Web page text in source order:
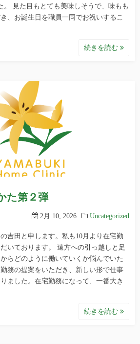
。 見た目もとても美味しそうで、味もも
、お誕生日を職員一同でお祝いするこ
続きを読む
た第２弾
2月 10, 2026 Uncategorized
吉田と申します。私も10月より在宅勤
いております。 遠方への引っ越しと足
らどのように働いていくか悩んでいた
務の提案をいただき、新しい形で仕事
ました。在宅勤務になって、一番大き
続きを読む